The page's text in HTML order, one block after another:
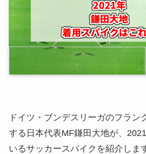
ドイツ・ブンデスリーガのフラン
する日本代表MF鎌田大地が、
いるサッカースパイクを紹介しま